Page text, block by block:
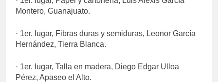
Montero, Guanajuato.
· 1er. lugar, Fibras duras y semiduras, Leonor García
Hernández, Tierra Blanca.
· 1er. lugar, Talla en madera, Diego Edgar Ulloa
Pérez, Apaseo el Alto.